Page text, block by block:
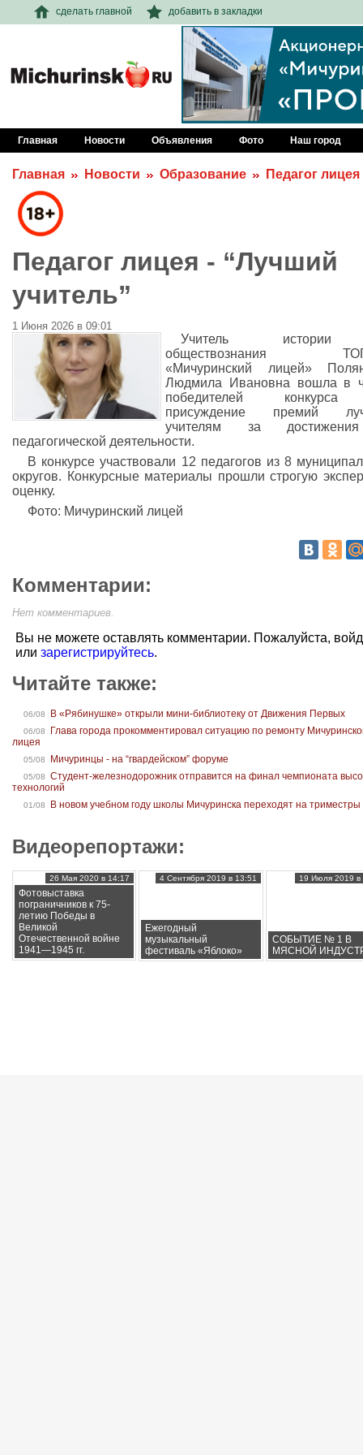
сделать главной добавить в закладки
Главная Новости Объявления Фото Наш город
Главная Новости Образование Педагог
Педагог лицея - “Лучший
учитель”
1 Июня 2026 в 09:01
Учитель
обществознания
«Мичуринский лицей»
Людмила Ивановна вошла в
победителей
присуждение премий
учителям за
педагогической деятельности.
В конкурсе участвовали 12 педагогов из 8
округов. Конкурсные материалы прошли строгую
оценку.
Фото: Мичуринский лицей
Комментарии:
Нет комментариев.
Вы не можете оставлять комментарии. Пожалуйста,
или зарегистрируйтесь.
Читайте также:
06/08 В «Рябинушке» открыли мини-библиотеку от Движения Первых
06/08
Глава города прокомментировал ситуацию по ремонту
лицея
05/08 Мичуринцы - на “гвардейском” форуме
05/08
Студент-железнодорожник отправится на финал чемпионата
технологий
01/08 В новом учебном году школы Мичуринска переходят на триместры
Видеорепортажи:
Фотовыставка
пограничников к 75-
летию Победы в
Великой
Отечественной войне
1941—1945 гг.
26 Мая 2020 в 14:17
Ежегодный
музыкальный
фестиваль «Яблоко»
4 Сентября 2019 в 13:51
СОБЫТИЕ № 1 В
МЯСНОЙ
19 Июля 2019 в